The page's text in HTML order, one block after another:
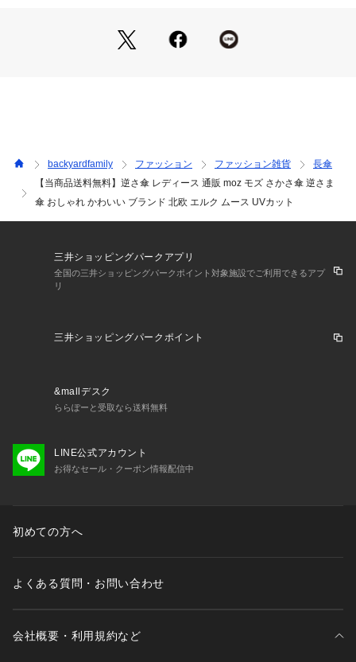
の北欧雑貨ブランド。可愛らしいエルク（ヘラジカ）のモチー
フがトレードマーク。☆☆素材☆☆[布地]ポリエステル100%☆
く際は生地を十分にほぐしてからゆっくりと開けてください。
☆※手元や骨などが壊れたまま使用しないでください。☆※杖
代わりに使用したり、振り回したり、投げたりしないでくださ
い。☆※傘は必ず手で持って使用してください。☆※強風の際
生地は色落ちする場合もありますので乾燥不十分のまま衣服な
どへの接触は避けてください。☆※ご使用後は陰干しして、十
分に乾燥させてから次回お使いください。☆※二重傘の特性
意ください。☆※扱水加工が施されていますが、使用頻度に比
ラやモニターの性質により、画像と実物の色の違いがある場合
がございますのでご理解願います。☆☆☆☆☆★検索キーワー
用 逆さに開く二重傘
backyardfamily ファッション ファッション雑貨
長傘
【当商品送料無料】逆さ傘 レディース 通販 moz モズ さかさ傘 逆さま
傘 おしゃれ かわいい ブランド 北欧 エルク ムース UVカット
三井ショッピングパークアプリ
全国の三井ショッピングパークポイント対象施設でご利用できるアプ
リ
三井ショッピングパークポイント
&mallデスク
ららぽーと受取なら送料無料
LINE公式アカウント
お得なセール・クーポン情報配信中
初めての方へ
よくある質問・お問い合わせ
会社概要・利用規約など